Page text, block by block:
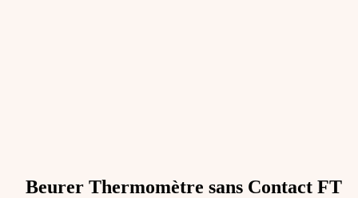
Beurer Thermomètre sans Contact FT